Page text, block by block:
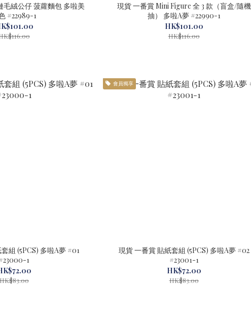
毛絨公仔 菠蘿麵包 多啦美
#22989-1
現貨 一番賞 Mini Figure 全 3 款（盲盒/隨機
抽） 多啦A夢 #22990-1
HK$101.00
HK$116.00
組 (5PCS) 多啦A夢 #01
1
會員獨享
現貨 一番賞 貼紙套組 (5PCS) 多啦A夢 #02
#23001-1
HK$72.00
HK$83.00